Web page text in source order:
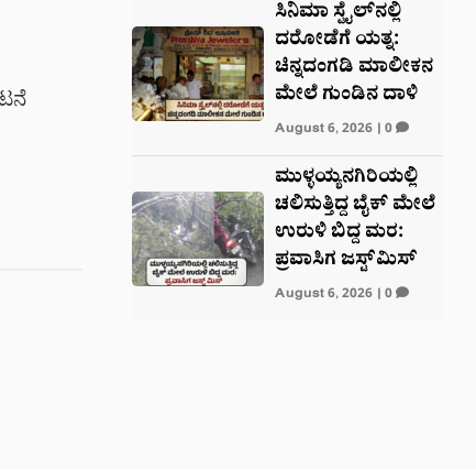
ಸಿನಿಮಾ ಸ್ಟೈಲ್‌ನಲ್ಲಿ
ದರೋಡೆಗೆ ಯತ್ನ:
ಚಿನ್ನದಂಗಡಿ ಮಾಲೀಕನ
ಮೇಲೆ ಗುಂಡಿನ ದಾಳಿ
August 6, 2026| 0
ಮುಳ್ಳಯ್ಯನಗಿರಿಯಲ್ಲಿ
ಚಲಿಸುತ್ತಿದ್ದ ಬೈಕ್ ಮೇಲೆ
ಉರುಳಿ ಬಿದ್ದ ಮರ:
ಪ್ರವಾಸಿಗ ಜಸ್ಟ್‌ಮಿಸ್
August 6, 2026| 0